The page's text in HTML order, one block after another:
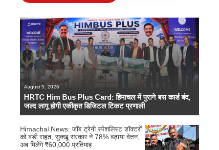
August 5, 2026
HRTC Him Bus Plus Card: हिमाचल में पुराने बस कार्ड बंद,
जल्द लागू होगी एकीकृत डिजिटल टिकट प्रणाली
Himachal News: जॉब ट्रेनी स्पेशलिस्ट डॉक्टरों
को बड़ी राहत, सुक्खू सरकार ने 78% बढ़ाया वेतन,
अब मिलेंगे ₹60,000 प्रतिमाह